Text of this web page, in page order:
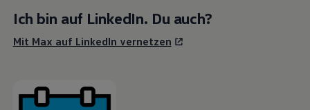
Ich bin auf LinkedIn. Du auch?
Mit Max auf LinkedIn vernetzen